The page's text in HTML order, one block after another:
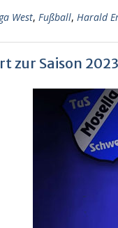
West, Fußball, Harald
zur Saison